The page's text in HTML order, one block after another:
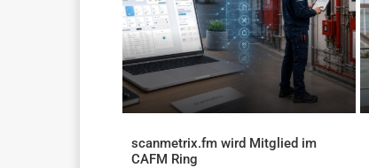
scanmetrix.fm wird Mitglied im
CAFM Ring